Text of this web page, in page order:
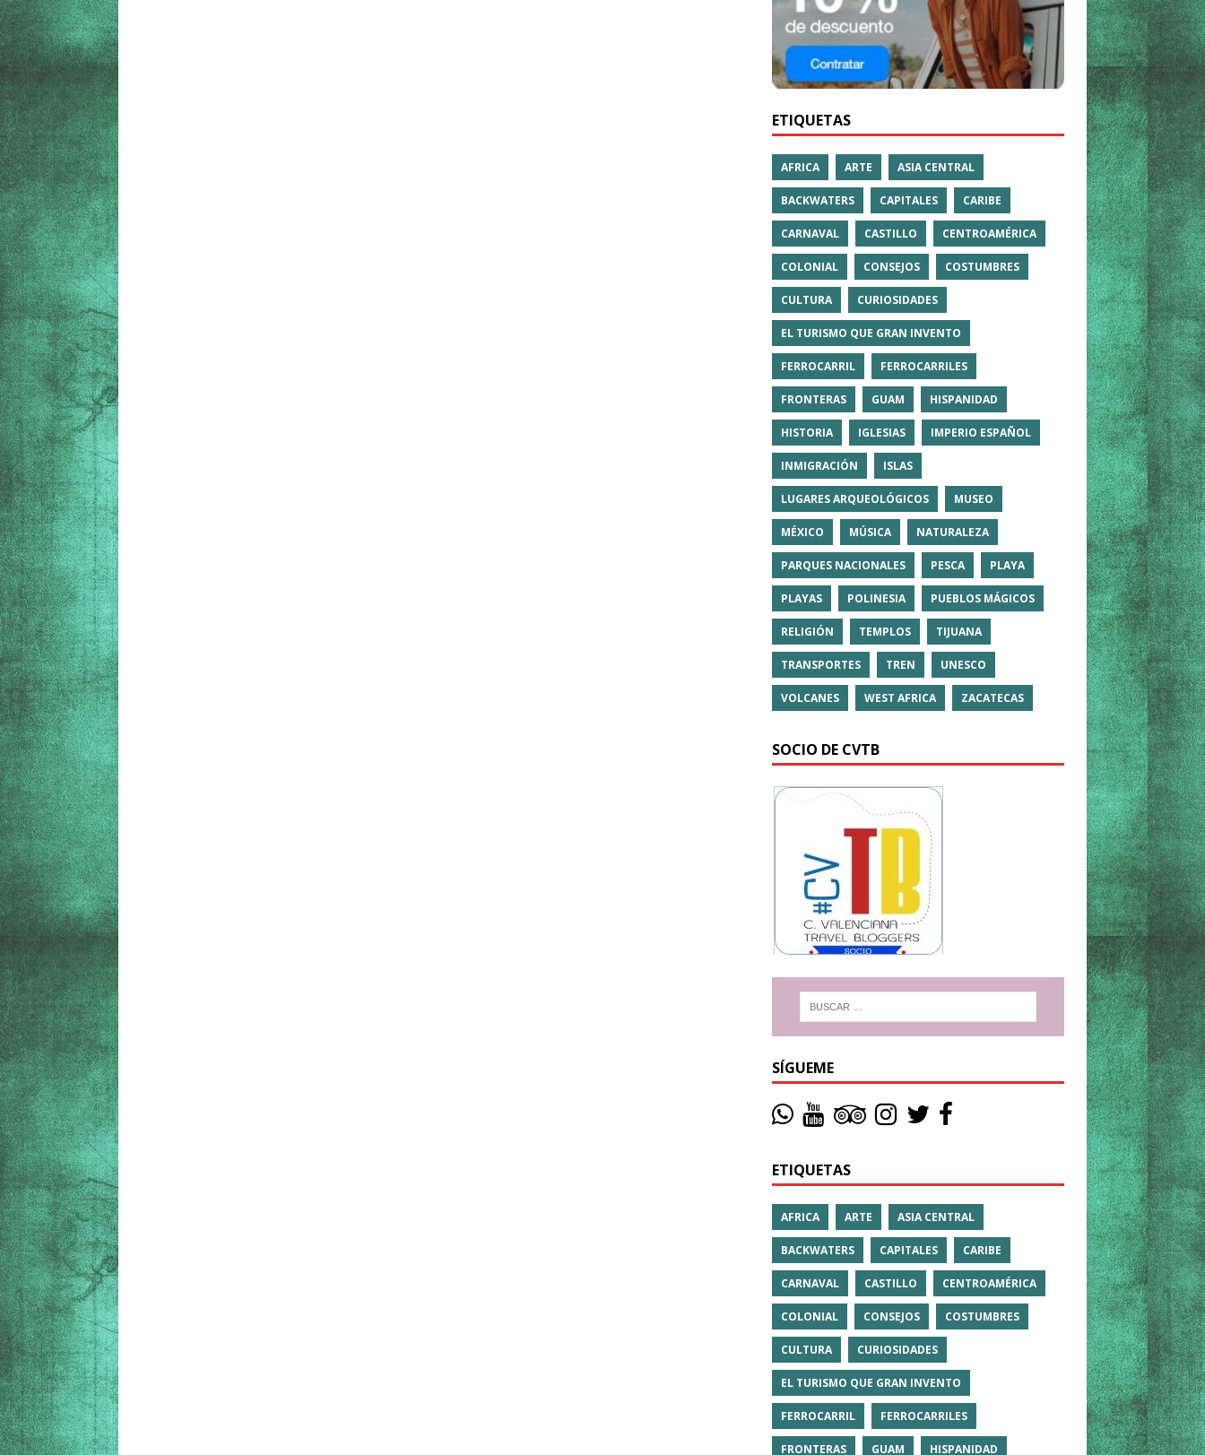
ETIQUETAS
AFRICA ARTE ASIA CENTRAL
BACKWATERS CAPITALES CARIBE
CARNAVAL CASTILLO CENTROAMÉRICA
COLONIAL CONSEJOS COSTUMBRES
CULTURA CURIOSIDADES
EL TURISMO QUE GRAN INVENTO
FERROCARRIL FERROCARRILES
FRONTERAS GUAM HISPANIDAD
HISTORIA IGLESIAS IMPERIO ESPAÑOL
INMIGRACIÓN ISLAS
LUGARES ARQUEOLÓGICOS MUSEO
MÉXICO MÚSICA NATURALEZA
PARQUES NACIONALES PESCA PLAYA
PLAYAS POLINESIA PUEBLOS MÁGICOS
RELIGIÓN TEMPLOS TIJUANA
TRANSPORTES TREN UNESCO
VOLCANES WEST AFRICA ZACATECAS
SOCIO DE CVTB
SÍGUEME
ETIQUETAS
AFRICA ARTE ASIA CENTRAL
BACKWATERS CAPITALES CARIBE
CARNAVAL CASTILLO CENTROAMÉRICA
COLONIAL CONSEJOS COSTUMBRES
CULTURA CURIOSIDADES
EL TURISMO QUE GRAN INVENTO
FERROCARRIL FERROCARRILES
FRONTERAS GUAM HISPANIDAD